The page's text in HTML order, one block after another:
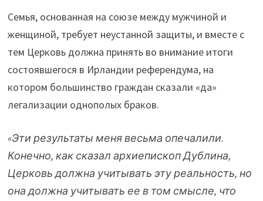
Семья, основанная на союзе между мужчиной и
женщиной, требует неустанной защиты, и вместе с
тем Церковь должна принять во внимание итоги
состоявшегося в Ирландии референдума, на
котором большинство граждан сказали «да»
легализации однополых браков.
«Эти результаты меня весьма опечалили.
Конечно, как сказал архиепископ Дублина,
Церковь должна учитывать эту реальность, но
она должна учитывать ее в том смысле, что